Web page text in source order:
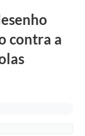
contra a